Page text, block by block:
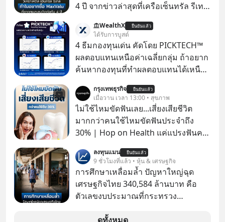
4 ปี จากข่าวล่าสุดที่เครือเซ็นทรัล รีเทล
เปอร์มาร์เก็ต MaxValu ในประเทศไทย
ที่มีอยู่ทั้งหมด 30 สาขา และจะเปลี่ยน
MaxValu เป็นแบรนด์ Tops ทั้งหมด
WealthX ยืนยันแล้ว
ได้รับการบูสต์
4 ธีมกองทุนเด่น คัดโดย PICKTECH™
ผลตอบแทนเหนือค่าเฉลี่ยกลุ่ม ถ้าอยาก
ค้นหากองทุนที่ทำผลตอบแทนได้เหนือ
ค้นหาข้อมูลและวิเคราะห์เองให้เสีย
เวลา แค่ใช้ PICKTECH™ บนแอป
WealthX ช่วยคัดกองทุนเด่นให้ได้
กรุงเทพธุรกิจ ยืนยันแล้ว
เมื่อวาน เวลา 13:00 • สุขภาพ
ไม่ใช้ไหมขัดฟันเลย...เสี่ยงเสียชีวิต
มากกว่าคนใช้ไหมขัดฟันประจำถึง
30% | Hop on Health แค่แปรงฟันคง
อายุ 5,000 คน มีข้อมูลที่น่าสนใจเกี่ยว
กับโรคต่างๆที่เกิดจากการไม่ใช้ไหมขัด
ฟันเป็นประจำ เสี่ยงเกิดโรคนำไปสู่การ
เสียชีวิต...อะไรคือสาเหตุติดตามได้ใน
ลงทุนแมน ยืนยันแล้ว
9 ชั่วโมงที่แล้ว • หุ้น & เศรษฐกิจ
การศึกษาเหลื่อมล้ำ ปัญหาใหญ่ฉุด
เศรษฐกิจไทย 340,584 ล้านบาท คือ
ตัวเลขงบประมาณที่กระทรวง